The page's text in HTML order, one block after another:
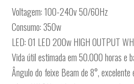
Voltagem: 100-240v 50/60Hz
Consumo: 350w
LED: 01 LED 200w HIGH OUTPUT
Vida útil estimada em 50.000 horas e
Ângulo do feixe Beam de 8°,